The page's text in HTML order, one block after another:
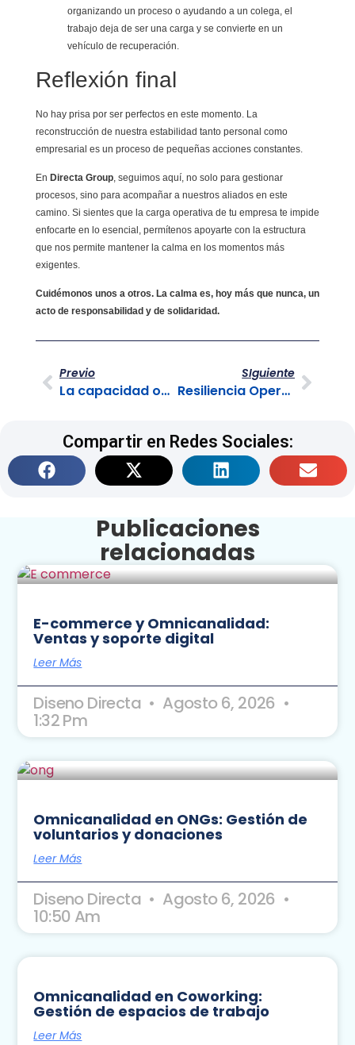
organizando un proceso o ayudando a un colega, el
trabajo deja de ser una carga y se convierte en un
vehículo de recuperación.
Reflexión final
No hay prisa por ser perfectos en este momento. La
reconstrucción de nuestra estabilidad tanto personal como
empresarial es un proceso de pequeñas acciones constantes.
En Directa Group, seguimos aquí, no solo para gestionar
procesos, sino para acompañar a nuestros aliados en este
camino. Si sientes que la carga operativa de tu empresa te impide
enfocarte en lo esencial, permítenos apoyarte con la estructura
que nos permite mantener la calma en los momentos más
exigentes.
Cuidémonos unos a otros. La calma es, hoy más que nunca, un
acto de responsabilidad y de solidaridad.
Previo
La capacidad operativa puesta al servicio de la recuperación
SIguiente
Resiliencia Operativa: Cómo navegar la incertidumbre actual
Compartir en Redes Sociales:
Publicaciones
relacionadas
E-commerce y Omnicanalidad:
Ventas y soporte digital
Leer Más
Diseno Directa Agosto 6, 2026
1:32 Pm
Omnicanalidad en ONGs: Gestión de
voluntarios y donaciones
Leer Más
Diseno Directa Agosto 6, 2026
10:50 Am
Omnicanalidad en Coworking:
Gestión de espacios de trabajo
Leer Más